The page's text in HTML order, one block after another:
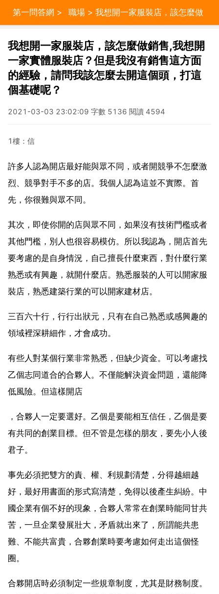
第一問答網 > 職場 > 我想開一家服裝店，該怎麼做
銷售,我想開一家實體服裝店？但是我沒有銷售這方面的
經驗，請問我該怎麼去開這個頭，打這個基礎呢？
我想開一家服裝店，該怎麼做銷售,我想開
一家實體服裝店？但是我沒有銷售這方面
的經驗，請問我該怎麼去開這個頭，打這
個基礎呢？
2021-03-03 23:02:09 字數 5136 閱讀 4594
1樓：信
許多人認為開店最好能與眾不同，或者開競爭不怎麼激
烈、競爭對手不多的店。我個人認為這並不實際。首
先，你很難與眾不同。
其次，即使你開的店與眾不同，如果沒有技術門檻或者
其他門檻，別人也很容易模仿。所以我認為，開店首先
要考慮的是自身情況，自己擅長什麼東西，對什麼行業
熟悉或有興趣，就開什麼店。熟悉服裝的人可以開家服
裝店，熟悉建築行業的可以開家建材店。
三百六十行，行行出狀元，只有在自己熟悉或感興趣的
領域裡深耕細作，才會成功。
有些人對某個行業非常熟悉，但缺少資金。可以考慮找
乙個志同道合的合夥人。不僅能解決資金問題，還能降
低風險。但這樣開店
，合夥人一定要選好。乙個是要能相互信任，乙個是要
有共同的創業目標。但不管是怎樣的朋友，要先小人後
君子。
事先必須把雙方的責、權、利規劃清楚，分得越細越
好，最好用書面的形式寫清楚，免得以後產生糾紛。中
國企業有個不好的現象，合夥人常常在創業時能同甘共
苦，一旦企業發展壯大，矛盾就出來了，所謂能共患
難、不能共富貴，合夥創業時要考慮如何走出這個怪
圈。
合夥開店時必須制定一些規章制度，尤其是財務制度。